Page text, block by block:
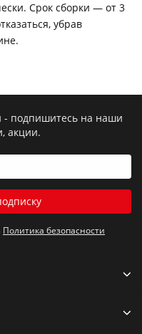
Срок сборки — от 3
убрав
- подпишитесь на наши
акции.
Политика безопасности